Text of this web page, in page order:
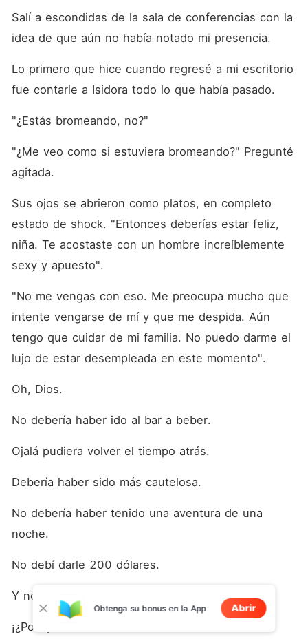
Salí a escondidas de la sala de conferencias con la
idea de que aún no había notado mi presencia.
Lo primero que hice cuando regresé a mi escritorio
fue contarle a Isidora todo lo que había pasado.
"¿Estás bromeando, no?"
"¿Me veo como si estuviera bromeando?" Pregunté
agitada.
Sus ojos se abrieron como platos, en completo
estado de shock. "Entonces deberías estar feliz,
niña. Te acostaste con un hombre increíblemente
sexy y apuesto".
"No me vengas con eso. Me preocupa mucho que
intente vengarse de mí y que me despida. Aún
tengo que cuidar de mi familia. No puedo darme el
lujo de estar desempleada en este momento".
Oh, Dios.
No debería haber ido al bar a beber.
Ojalá pudiera volver el tiempo atrás.
Debería haber sido más cautelosa.
No debería haber tenido una aventura de una
noche.
No debí darle 200 dólares.
Y no debí insultarlo.
¡¿Por qué me encuentro en una situación tan
Obtenga su bonus en la App Abrir